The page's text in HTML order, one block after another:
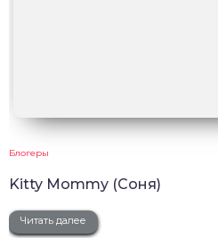
Блогеры
Kitty Mommy (Соня)
Читать далее